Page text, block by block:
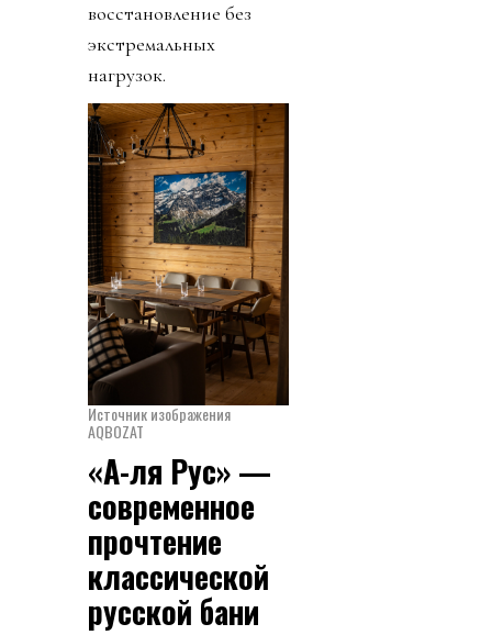
восстановление без
экстремальных
нагрузок.
Источник изображения
AQBOZAT
«А-ля Рус» —
современное
прочтение
классической
русской бани